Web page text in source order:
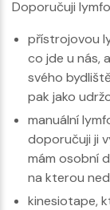
Doporučuji
přístrojovou
co jde u nás,
svého
pak jako
manuální
doporučuji ji
mám osobní
na kterou
kinesiotape,